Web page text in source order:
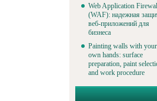
Web Application
(WAF): надежная
веб-приложений для
бизнеса
Painting walls with your
own hands: surface
preparation, paint
and work procedure